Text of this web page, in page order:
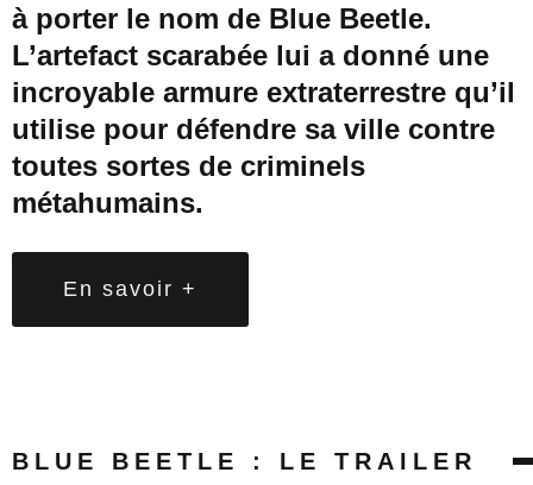
à porter le nom de Blue Beetle.
L’artefact scarabée lui a donné une
incroyable armure extraterrestre qu’il
utilise pour défendre sa ville contre
toutes sortes de criminels
métahumains.
En savoir +
BLUE BEETLE : LE TRAILER